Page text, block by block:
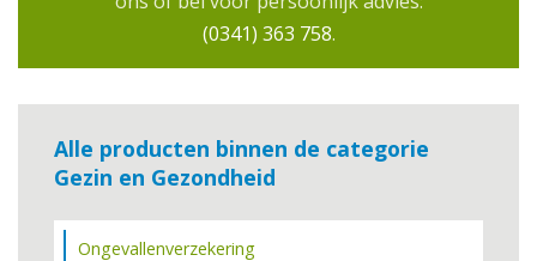
(0341) 363 758.
Alle producten binnen de categorie
Gezin en Gezondheid
Ongevallenverzekering